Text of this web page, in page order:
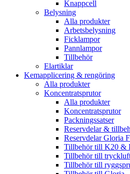
Knappcell
Belysning
Alla produkter
Arbetsbelysning
Ficklampor
Pannlampor
Tillbehör
Elartiklar
Kemapplicering & rengöring
Alla produkter
Koncentratsprutor
Alla produkter
Koncentratsprutor
Packningssatser
Reservdelar &
Reservdelar Gloria
Tillbehör till K20 &
Tillbehör till
Tillbehör till